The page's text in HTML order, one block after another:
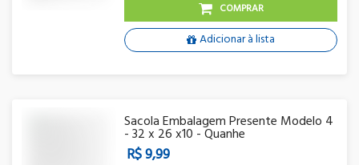
COMPRAR
Adicionar à lista
Sacola Embalagem Presente Modelo 4
- 32 x 26 x10 - Quanhe
R$ 9,99